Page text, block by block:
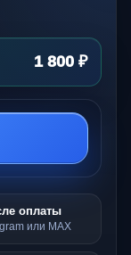
1 800 ₽
оплаты
или MAX